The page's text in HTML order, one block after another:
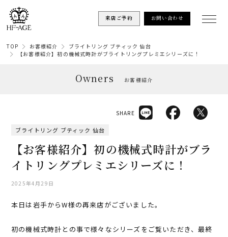
来店ご予約 お問い合わせ
TOP お客様紹介
ブライトリング ブティック 仙台
【お客様紹介】初の機械式時計がブライトリングプレミエシリーズに！
Owners お客様紹介
ブライトリング ブティック 仙台
【お客様紹介】初の機械式時計がブラ
イトリングプレミエシリーズに！
2025年4月29日
SHARE
本日は岩手からW様の再来店がございました。
初の機械式時計との事で様々なシリーズをご覧いただき、最終